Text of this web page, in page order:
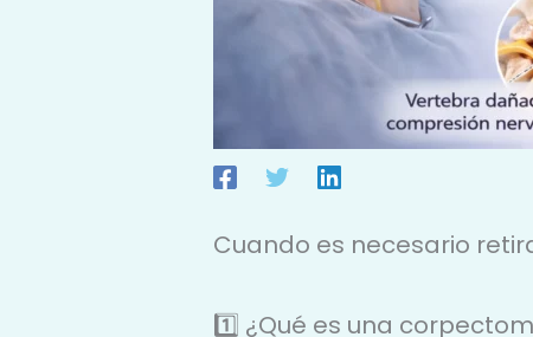
Cuando es necesario
1️⃣ ¿Qué es una